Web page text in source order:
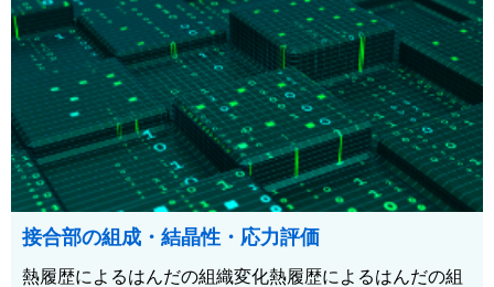
接合部の組成・結晶性・応力評価
熱履歴によるはんだの組織変化熱履歴によるはんだの組